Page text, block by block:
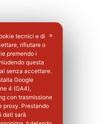
Maps
✕
tecnici e di
rifiutare o
premendo i
questa
senza accettare.
Google
4 (GA4),
con trasmissione
proxy. Prestando
dati sarà